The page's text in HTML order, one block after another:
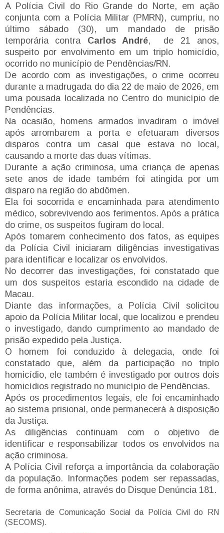
A Polícia Civil do Rio Grande do Norte, em ação
conjunta com a Polícia Militar (PMRN), cumpriu, no
último sábado (30), um mandado de prisão
temporária contra Carlos André, de 21 anos,
suspeito por envolvimento em um triplo homicídio,
ocorrido no município de Pendências/RN.
De acordo com as investigações, o crime ocorreu
durante a madrugada do dia 22 de maio de 2026, em
uma pousada localizada no Centro do município de
Pendências.
Na ocasião, homens armados invadiram o imóvel
após arrombarem a porta e efetuaram diversos
disparos contra um casal que estava no local,
causando a morte das duas vítimas.
Durante a ação criminosa, uma criança de apenas
sete anos de idade também foi atingida por um
disparo na região do abdômen.
Ela foi socorrida e encaminhada para atendimento
médico, sobrevivendo aos ferimentos. Após a prática
do crime, os suspeitos fugiram do local.
Após tomarem conhecimento dos fatos, as equipes
da Polícia Civil iniciaram diligências investigativas
para identificar e localizar os envolvidos.
No decorrer das investigações, foi constatado que
um dos suspeitos estaria escondido na cidade de
Macau.
Diante das informações, a Polícia Civil solicitou
apoio da Polícia Militar local, que localizou e prendeu
o investigado, dando cumprimento ao mandado de
prisão expedido pela Justiça.
O homem foi conduzido à delegacia, onde foi
constatado que, além da participação no triplo
homicídio, ele também é investigado por outros dois
homicídios registrado no município de Pendências.
Após os procedimentos legais, ele foi encaminhado
ao sistema prisional, onde permanecerá à disposição
da Justiça.
As diligências continuam com o objetivo de
identificar e responsabilizar todos os envolvidos na
ação criminosa.
A Polícia Civil reforça a importância da colaboração
da população. Informações podem ser repassadas,
de forma anônima, através do Disque Denúncia 181.
Secretaria de Comunicação Social da Polícia Civil do RN
(SECOMS).